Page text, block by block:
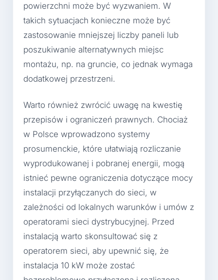
powierzchni może być wyzwaniem. W
takich sytuacjach konieczne może być
zastosowanie mniejszej liczby paneli lub
poszukiwanie alternatywnych miejsc
montażu, np. na gruncie, co jednak wymaga
dodatkowej przestrzeni.
Warto również zwrócić uwagę na kwestię
przepisów i ograniczeń prawnych. Chociaż
w Polsce wprowadzono systemy
prosumenckie, które ułatwiają rozliczanie
wyprodukowanej i pobranej energii, mogą
istnieć pewne ograniczenia dotyczące mocy
instalacji przyłączanych do sieci, w
zależności od lokalnych warunków i umów z
operatorami sieci dystrybucyjnej. Przed
instalacją warto skonsultować się z
operatorem sieci, aby upewnić się, że
instalacja 10 kW może zostać